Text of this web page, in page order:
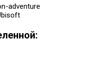
adventure